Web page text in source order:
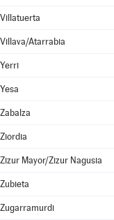
Villatuerta
Villava/Atarrabia
Yerri
Yesa
Zabalza
Ziordia
Zizur Mayor/Zizur Nagusia
Zubieta
Zugarramurdi